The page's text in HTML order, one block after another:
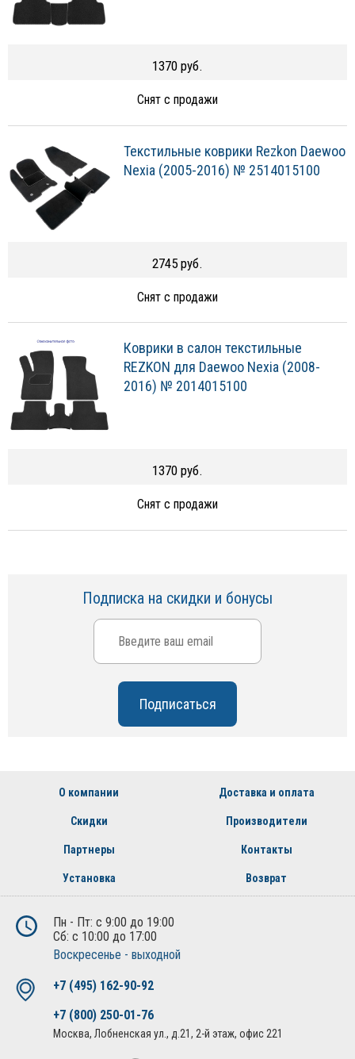
1370 руб.
Снят с продажи
Текстильные коврики Rezkon Daewoo
Nexia (2005-2016) № 2514015100
2745 руб.
Снят с продажи
Коврики в салон текстильные
REZKON для Daewoo Nexia (2008-
2016) № 2014015100
1370 руб.
Снят с продажи
Подписка на скидки и бонусы
О компании Доставка и оплата
Скидки Производители
Партнеры Контакты
Установка Возврат
Пн - Пт: с 9:00 до 19:00
Сб: с 10:00 до 17:00
Воскресенье - выходной
+7 (495) 162-90-92
+7 (800) 250-01-76
Москва, Лобненская ул., д.21, 2-й этаж, офис 221